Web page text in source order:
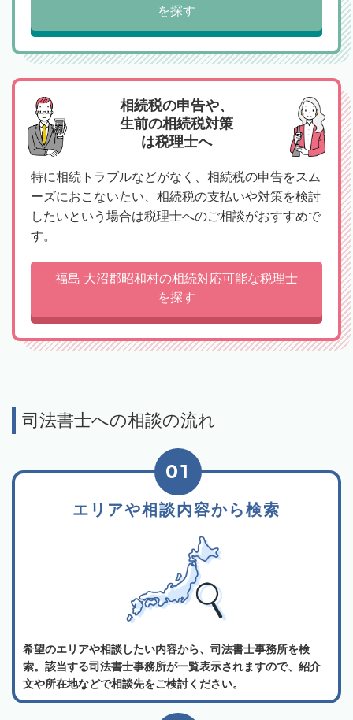
を探す
相続税の申告や、
生前の相続税対策
は税理士へ
特に相続トラブルなどがなく、相続税の申告をスム
ーズにおこないたい、相続税の支払いや対策を検討
したいという場合は税理士へのご相談がおすすめで
す。
福島 大沼郡昭和村の相続対応可能な税理士
を探す
司法書士への相談の流れ
エリアや相談内容から検索
01
希望のエリアや相談したい内容から、司法書士事務所を検
索。該当する司法書士事務所が一覧表示されますので、紹介
文や所在地などで相談先をご検討ください。